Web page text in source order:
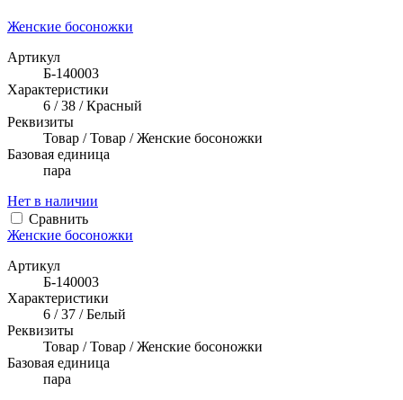
Женские босоножки
Артикул
Б-140003
Характеристики
6 / 38 / Красный
Реквизиты
Товар / Товар / Женские босоножки
Базовая единица
пара
Нет в наличии
Сравнить
Женские босоножки
Артикул
Б-140003
Характеристики
6 / 37 / Белый
Реквизиты
Товар / Товар / Женские босоножки
Базовая единица
пара